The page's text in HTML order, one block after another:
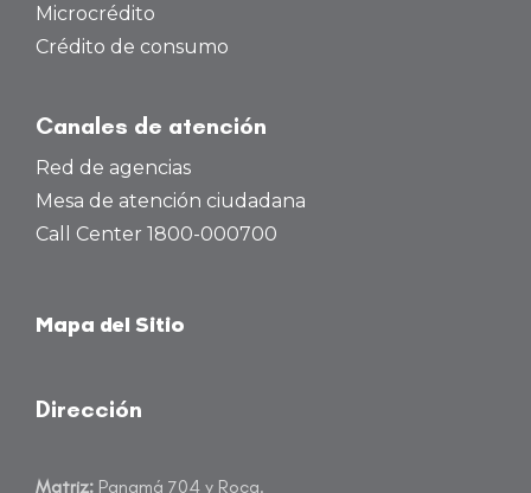
Microcrédito
Crédito de consumo
Canales de atención
Red de agencias
Mesa de atención ciudadana
Call Center 1800-000700
Mapa del Sitio
Dirección
Matriz: Panamá 704 y Roca.